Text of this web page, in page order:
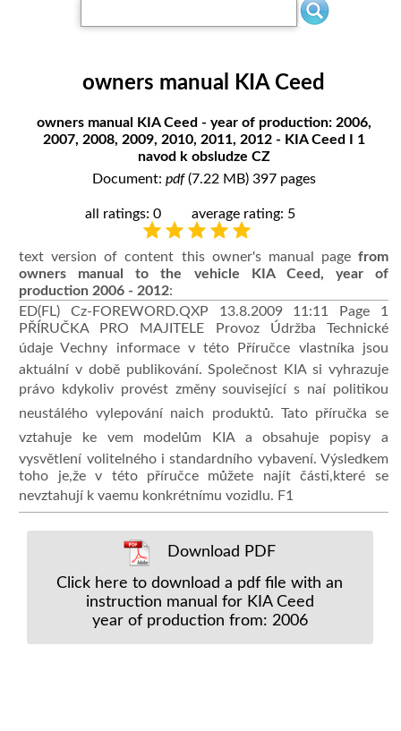
owners manual KIA Ceed
owners manual KIA Ceed - year of production: 2006,
2007, 2008, 2009, 2010, 2011, 2012 - KIA Ceed I 1
navod k obsludze CZ
Document: pdf(7.22 MB) 397 pages
all ratings: 0 average rating: 5
text version of content this owner's manual page from
owners manual to the vehicle KIA Ceed, year of
production 2006 - 2012:
ED(FL) Cz-FOREWORD.QXP 13.8.2009 11:11 Page 1
PŘÍRUČKA PRO MAJITELE Provoz Údržba Technické
údaje Vechny informace v této Příručce vlastníka jsou
aktuální v době publikování. Společnost KIA si vyhrazuje
právo kdykoliv provést změny související s naí politikou
neustálého vylepování naich produktů. Tato příručka se
vztahuje ke vem modelům KIA a obsahuje popisy a
vysvětlení volitelného i standardního vybavení. Výsledkem
toho je,že v této příručce můžete najít části,které se
nevztahují k vaemu konkrétnímu vozidlu. F1
Download PDF
Click here to download a pdf file with an
instruction manual for KIA Ceed
year of production from: 2006